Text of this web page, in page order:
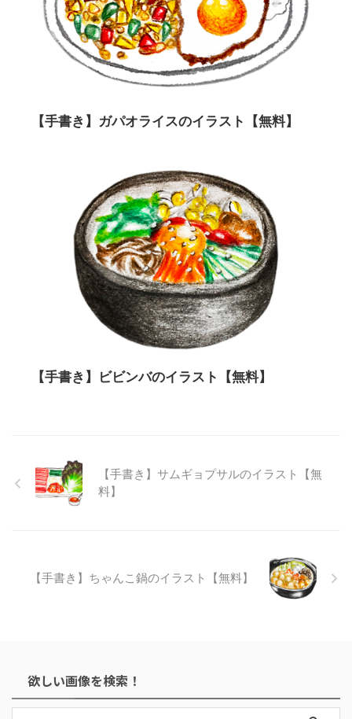
【手書き】ガパオライスのイラスト【無料】
【手書き】ビビンバのイラスト【無料】
【手書き】サムギョプサルのイラスト【無
料】
【手書き】ちゃんこ鍋のイラスト【無料】
欲しい画像を検索！